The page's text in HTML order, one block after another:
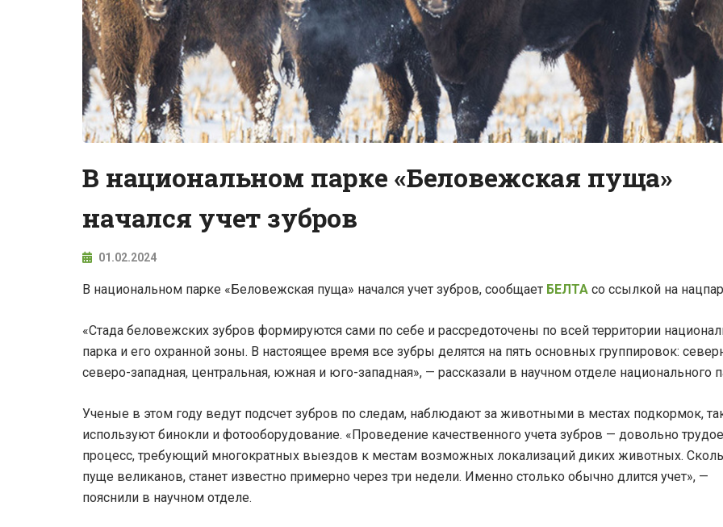
В национальном парке «Беловежская пуща»
начался учет зубров
01.02.2024
В национальном парке «Беловежская пуща» начался учет зубров, сообщает БЕЛТА со ссылкой на
«Стада беловежских зубров формируются сами по себе и рассредоточены по всей территории
парка и его охранной зоны. В настоящее время все зубры делятся на пять основных группировок:
северо-западная, центральная, южная и юго-западная», — рассказали в научном отделе национального
Ученые в этом году ведут подсчет зубров по следам, наблюдают за животными в местах подкормок,
используют бинокли и фотооборудование. «Проведение качественного учета зубров — довольно
процесс, требующий многократных выездов к местам возможных локализаций диких животных.
пуще великанов, станет известно примерно через три недели. Именно столько обычно длится учет», —
пояснили в научном отделе.
Экоавтобус в
Лиде
Видишь
зайчонка? Не
подбирай!